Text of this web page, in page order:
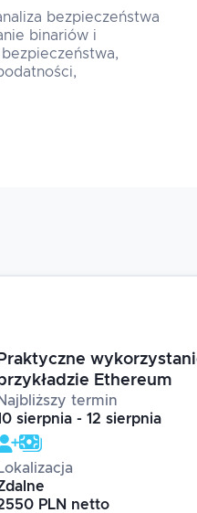
bezpieczeństwa
binariów i
Praktyczne
Ethereum
Najbliższy termin
sierpnia - 12 sierpnia
PLN netto